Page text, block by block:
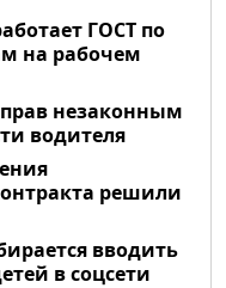
ГОСТ по
на рабочем
незаконным
водителя
решили
вводить
в соцсети